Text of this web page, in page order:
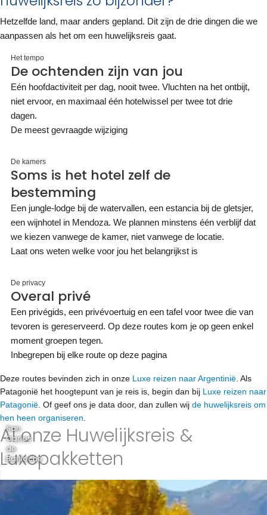
Hetzelfde land, maar anders gepland. Dit zijn de drie dingen die we
aanpassen als het om een huwelijksreis gaat.
Het tempo
De ochtenden zijn van jou
Eén hoofdactiviteit per dag, nooit twee. Vluchten na het ontbijt,
niet ervoor, en maximaal één hotelwissel per twee tot drie
dagen.
De meest gevraagde wijziging
De kamers
Soms is het hotel zelf de
bestemming
Een jungle-lodge bij de watervallen, een estancia bij de gletsjer,
een wijnhotel in Mendoza. We plannen minstens één verblijf dat
we kiezen vanwege de kamer, niet vanwege de locatie.
Laat ons weten welke voor jou het belangrijkst is
De privacy
Overal privé
Een privégids, een privévoertuig en een tafel voor twee die van
tevoren is gereserveerd. Op deze routes kom je op geen enkel
moment groepen tegen.
Inbegrepen bij elke route op deze pagina
Deze routes bevinden zich in onze Luxe reizen naar Argentinië . Als
Patagonië het hoogtepunt van je reis is, begin dan bij Luxe reizen naar
Patagonië . Of geef ons je data door, dan zullen wij de huwelijksreis om
hen heen organiseren
Al onze Huwelijksreis &
Luxepakketten
San
Carlos
de
Bariloche